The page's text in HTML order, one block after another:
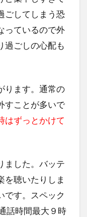
ごしてしまう恐
っているので外
過ごしの心配も
ります。通常の
すことが多いで
はずっとかけて
ました。バッテ
を聴いたりしま
です。スペック
話時間最大９時